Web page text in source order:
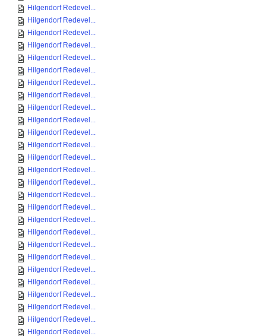
Hilgendorf Redevel...
Hilgendorf Redevel...
Hilgendorf Redevel...
Hilgendorf Redevel...
Hilgendorf Redevel...
Hilgendorf Redevel...
Hilgendorf Redevel...
Hilgendorf Redevel...
Hilgendorf Redevel...
Hilgendorf Redevel...
Hilgendorf Redevel...
Hilgendorf Redevel...
Hilgendorf Redevel...
Hilgendorf Redevel...
Hilgendorf Redevel...
Hilgendorf Redevel...
Hilgendorf Redevel...
Hilgendorf Redevel...
Hilgendorf Redevel...
Hilgendorf Redevel...
Hilgendorf Redevel...
Hilgendorf Redevel...
Hilgendorf Redevel...
Hilgendorf Redevel...
Hilgendorf Redevel...
Hilgendorf Redevel...
Hilgendorf Redevel...